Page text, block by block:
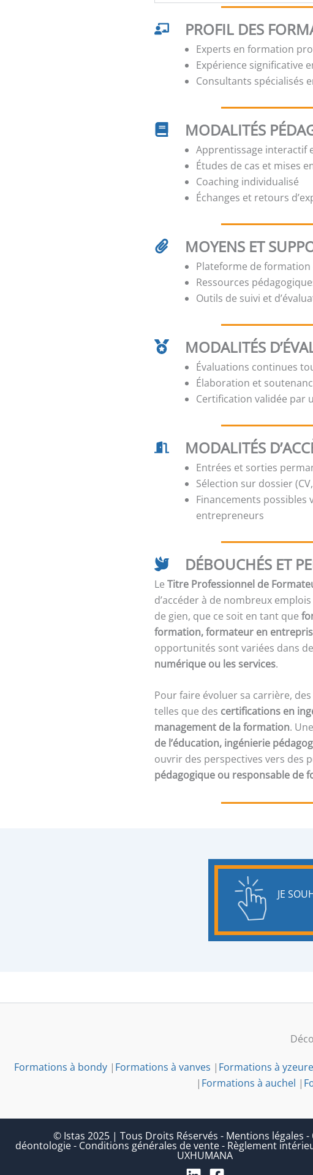
PROFIL DES
Experts en formation
Expérience significative
Consultants spécialisés
MODALITÉS
Apprentissage interactif
Études de cas et mises
Coaching individualisé
Échanges et retours
MOYENS ET
Plateforme de formation
Ressources
Outils de suivi et
MODALITÉS
Évaluations continues
Élaboration et
Certification validée par
MODALITÉS
Entrées et sorties
Sélection sur dossier
Financements possibles
entrepreneurs
DÉBOUCHÉS ET
LeTitre Professionnel de
d’accéder à de nombreux
de gien, que ce soit en tant que
formation, formateur en
opportunités sont variées dans
numérique ou les services.
Pour faire évoluer sa carrière,
telles que des certifications en
management de la formation.
de l’éducation, ingénierie
ouvrir des perspectives vers des
pédagogique ou responsable de
JE
Formations à bondy | Formations à vanves | Formations à yzeure
| Formations à auchel |
© Istas 2025 | Tous Droits Réservés - Mentions légales -
déontologie- Conditions générales de vente- Règlement
UXHUMANA